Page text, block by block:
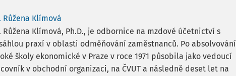
Růžena Klímová
Růžena Klímová, Ph.D., je odbornice na mzdové účetnictví s
praxí v oblasti odměňování zaměstnanců. Po absolvování
školy ekonomické v Praze v roce 1971 působila jako vedoucí
v obchodní organizaci, na ČVUT a následně deset let na